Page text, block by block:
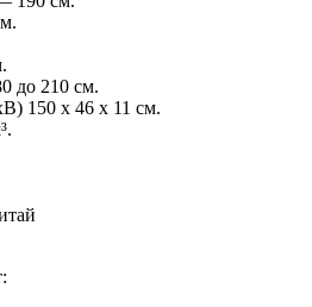
до 210 см.
150 х 46 х 11 см.